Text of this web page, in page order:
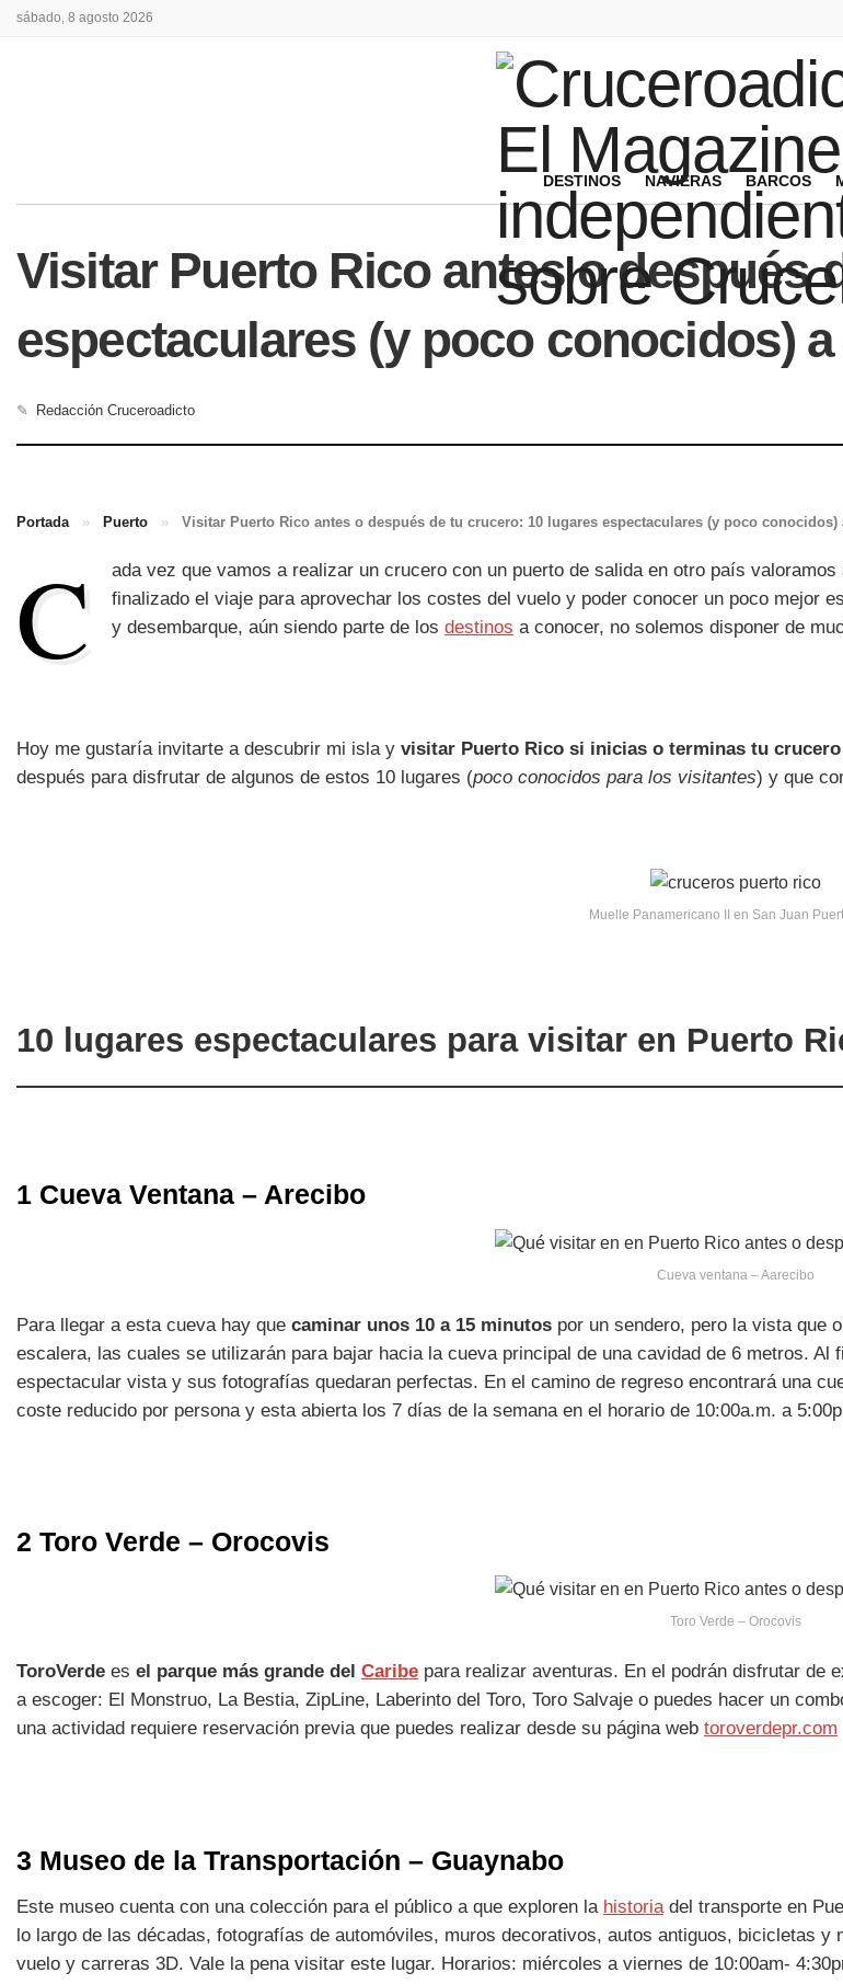
sábado, 8 agosto 2026
DESTINOS NAVIERAS BARCOS
Visitar Puerto Rico antes o después
espectaculares (y poco conocidos)
✎ Redacción Cruceroadicto
Portada » Puerto » Visitar Puerto Rico antes o después de tu crucero: 10 lugares espectaculares (y poco conocidos)
C
ada vez que vamos a realizar un crucero con un puerto de salida en otro país
finalizado el viaje para aprovechar los costes del vuelo y poder conocer un poco mejor
y desembarque, aún siendo parte de losdestinos a conocer, no solemos disponer de
Hoy me gustaría invitarte a descubrir mi isla y visitar Puerto Rico si inicias o terminas tu crucero
después para disfrutar de algunos de estos 10 lugares (poco conocidos para los visitantes) y que
Muelle Panamericano II en San Juan
10 lugares espectaculares para visitar en Puerto
1 Cueva Ventana – Arecibo
Cueva ventana – Aarecibo
Para llegar a esta cueva hay que caminar unos 10 a 15 minutos por un sendero, pero la vista que
escalera, las cuales se utilizarán para bajar hacia la cueva principal de una cavidad de 6 metros.
espectacular vista y sus fotografías quedaran perfectas. En el camino de regreso encontrará una
coste reducido por persona y esta abierta los 7 días de la semana en el horario de 10:00a.m. a
2 Toro Verde – Orocovis
Toro Verde – Orocovis
ToroVerde es el parque más grande del Caribe para realizar aventuras. En el podrán disfrutar de
a escoger: El Monstruo, La Bestia, ZipLine, Laberinto del Toro, Toro Salvaje o puedes hacer un
una actividad requiere reservación previa que puedes realizar desde su página web toroverdepr.com
3 Museo de la Transportación – Guaynabo
Este museo cuenta con una colección para el público a que exploren la historiadel transporte en
lo largo de las décadas, fotografías de automóviles, muros decorativos, autos antiguos, bicicletas
vuelo y carreras 3D. Vale la pena visitar este lugar. Horarios: miércoles a viernes de 10:00am-